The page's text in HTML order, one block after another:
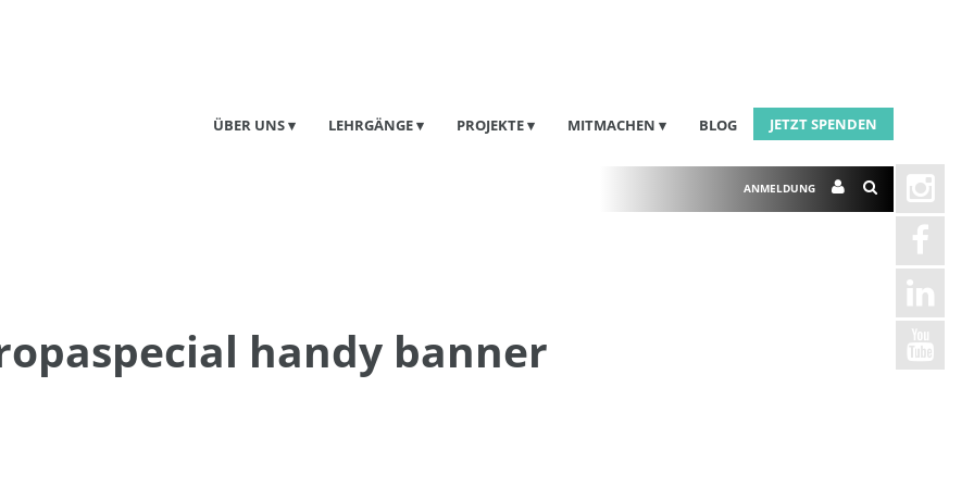
ÜBER UNS
LEHRGÄNGE PROJEKTE MITMACHEN BLOG JETZT SPENDEN
ANMELDUNG
handy banner